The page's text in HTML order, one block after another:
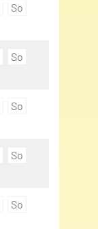
So
So
So
So
So